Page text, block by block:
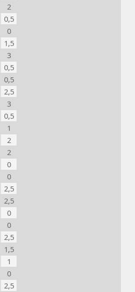
2
0,5
0
1,5
3
0,5
0,5
2,5
3
0,5
1
2
2
0
0
2,5
2,5
0
0
2,5
1,5
1
0
2,5